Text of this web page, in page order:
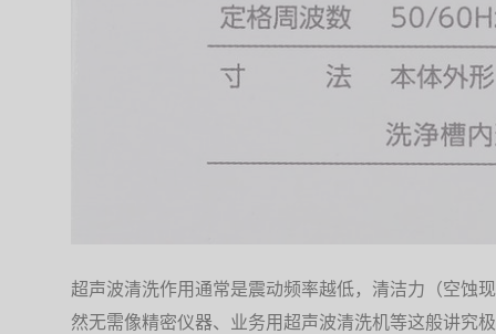
超声波清洗作用通常是震动频率越低，清洁力（空蚀
然无需像精密仪器、业务用超声波清洗机等这般讲究